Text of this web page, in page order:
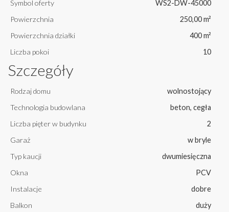
Symbol oferty
WS2-DW-45000
Powierzchnia
250,00 m²
Powierzchnia działki
400 m²
Liczba pokoi
10
Szczegóły
Rodzaj domu
wolnostojący
Technologia budowlana
beton, cegła
Liczba pięter w budynku
2
Garaż
w bryle
Typ kaucji
dwumiesięczna
Okna
PCV
Instalacje
dobre
Balkon
duży